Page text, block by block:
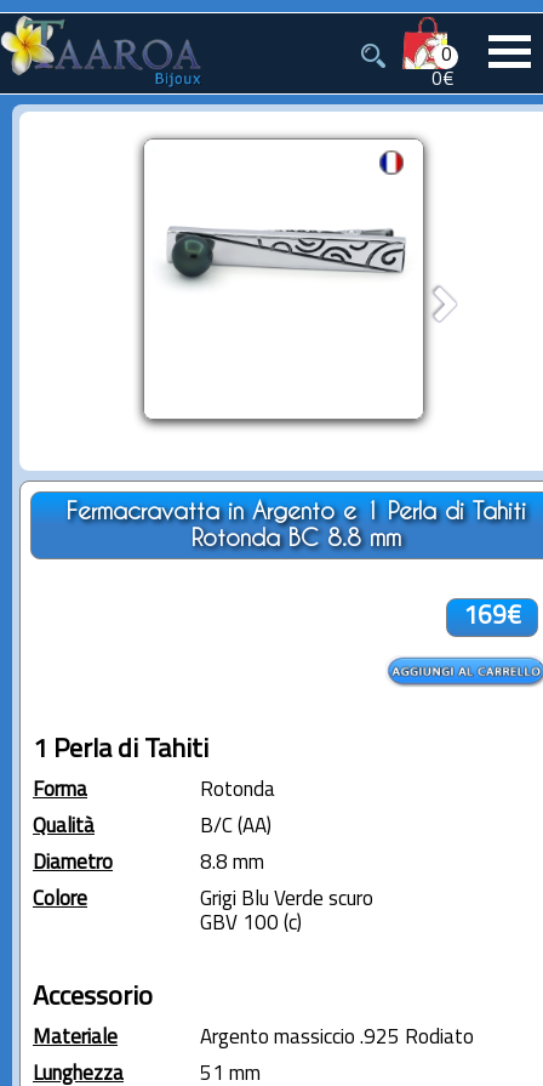
0
0€
Fermacravatta in Argento e 1 Perla di Tahiti
Rotonda BC 8.8 mm
169€
1 Perla di Tahiti
Forma
Rotonda
Qualità
B/C (AA)
Diametro
8.8 mm
Colore
Grigi Blu Verde scuro
GBV 100 (c)
Accessorio
Materiale
Argento massiccio .925 Rodiato
Lunghezza
51 mm